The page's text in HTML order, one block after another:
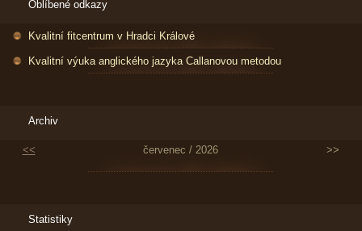
Oblíbené odkazy
Kvalitní fitcentrum v Hradci Králové
Kvalitní výuka anglického jazyka Callanovou metodou
Archiv
<< červenec / 2026 >>
Statistiky